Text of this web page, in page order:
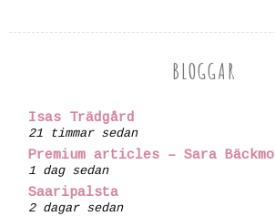
BLOGGAR
Isas Trädgård
21 timmar sedan
Premium articles – Sara Bäckmo
1 dag sedan
Saaripalsta
2 dagar sedan